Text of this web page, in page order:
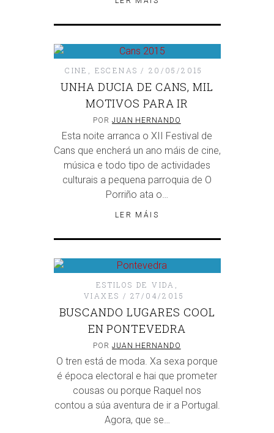
CINE ESCENAS 20/05/2015
UNHA DUCIA DE CANS, MIL
MOTIVOS PARA IR
POR JUAN HERNANDO
Esta noite arranca o XII Festival de
Cans que encherá un ano máis de cine,
música e todo tipo de actividades
culturais a pequena parroquia de O
Porriño ata o…
LER MÁIS
ESTILOS DE VIDA
VIAXES
27/04/2015
BUSCANDO LUGARES COOL
EN PONTEVEDRA
POR JUAN HERNANDO
O tren está de moda. Xa sexa porque
é época electoral e hai que prometer
cousas ou porque Raquel nos
contou a súa aventura de ir a Portugal.
Agora, que se…